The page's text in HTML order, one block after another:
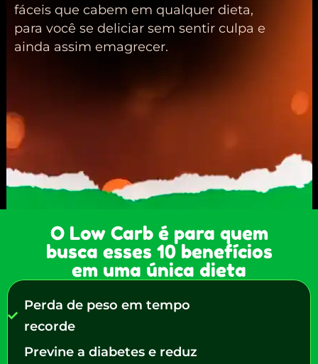
fáceis que cabem em qualquer dieta,
para você se deliciar sem sentir culpa e
ainda assim emagrecer.
O Low Carb é para quem
busca esses 10 benefícios
em uma única dieta
Perda de peso em tempo
recorde
Previne a diabetes e reduz